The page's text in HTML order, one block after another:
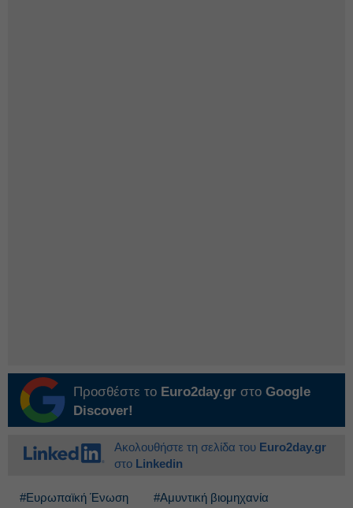
Προσθέστε το Euro2day.gr στο Google
Discover!
Ακολουθήστε τη σελίδα του Euro2day.gr
στο Linkedin
#Ευρωπαϊκή Ένωση #Αμυντική βιομηχανία